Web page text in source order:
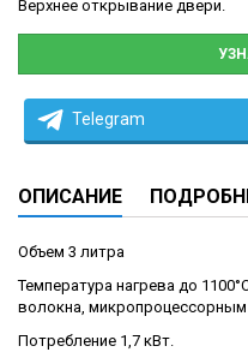
Верхнее открывание двери.
Telegram
ОПИСАНИЕ
Объем 3 литра
Температура нагрева до
волокна,
Потребление 1,7 кВт.